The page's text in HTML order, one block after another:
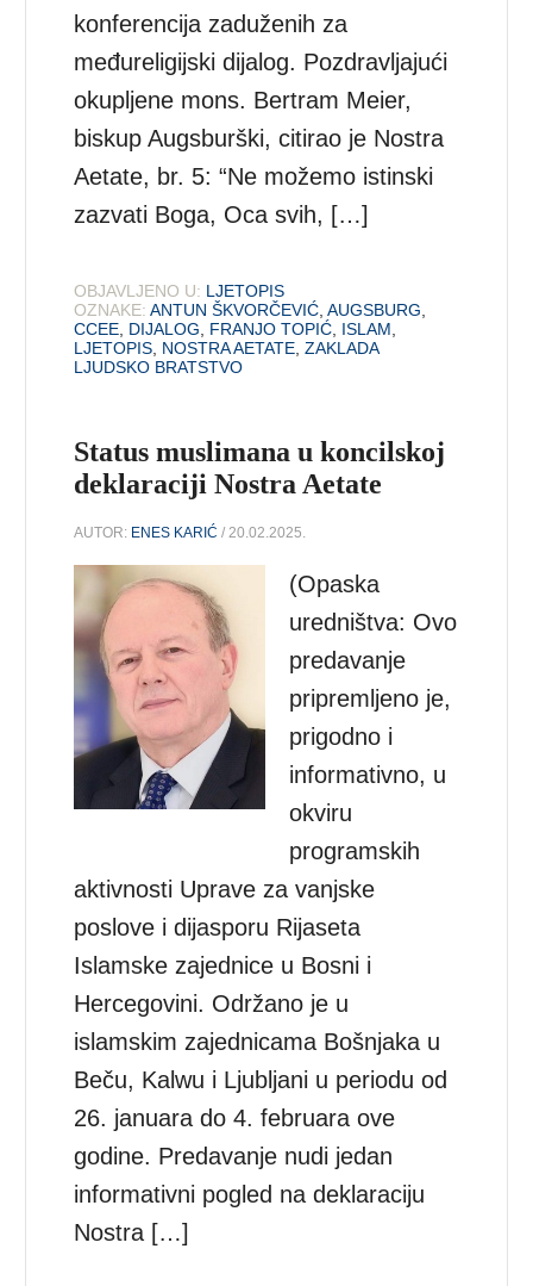
konferencija zaduženih za
međureligijski dijalog. Pozdravljajući
okupljene mons. Bertram Meier,
biskup Augsburški, citirao je Nostra
Aetate, br. 5: “Ne možemo istinski
zazvati Boga, Oca svih, […]
OBJAVLJENO U: LJETOPIS
OZNAKE: ANTUN ŠKVORČEVIĆ ,AUGSBURG
CCEE DIJALOG FRANJO TOPIĆ ISLAM
LJETOPIS NOSTRA AETATE ,ZAKLADA
LJUDSKO BRATSTVO
Status muslimana u koncilskoj
deklaraciji Nostra Aetate
AUTOR: ENES KARIĆ / 20.02.2025.
(Opaska
uredništva: Ovo
predavanje
pripremljeno je,
prigodno i
informativno, u
okviru
programskih
aktivnosti Uprave za vanjske
poslove i dijasporu Rijaseta
Islamske zajednice u Bosni i
Hercegovini. Održano je u
islamskim zajednicama Bošnjaka u
Beču, Kalwu i Ljubljani u periodu od
26. januara do 4. februara ove
godine. Predavanje nudi jedan
informativni pogled na deklaraciju
Nostra […]